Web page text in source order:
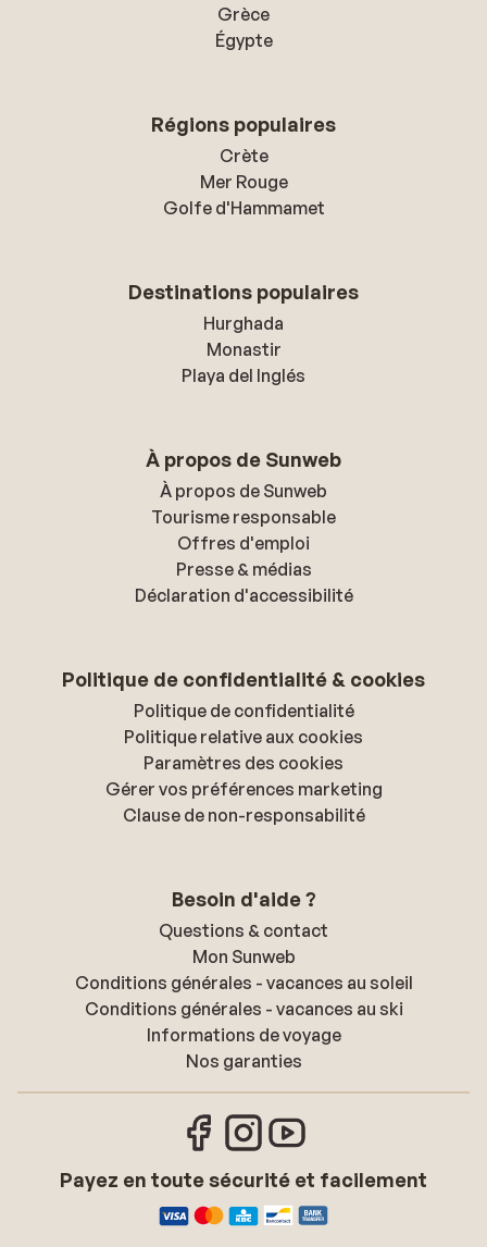
Grèce
Égypte
Régions populaires
Crète
Mer Rouge
Golfe d'Hammamet
Destinations populaires
Hurghada
Monastir
Playa del Inglés
À propos de Sunweb
À propos de Sunweb
Tourisme responsable
Offres d'emploi
Presse & médias
Déclaration d'accessibilité
Politique de confidentialité & cookies
Politique de confidentialité
Politique relative aux cookies
Paramètres des cookies
Gérer vos préférences marketing
Clause de non-responsabilité
Besoin d'aide ?
Questions & contact
Mon Sunweb
Conditions générales - vacances au soleil
Conditions générales - vacances au ski
Informations de voyage
Nos garanties
Payez en toute sécurité et facilement